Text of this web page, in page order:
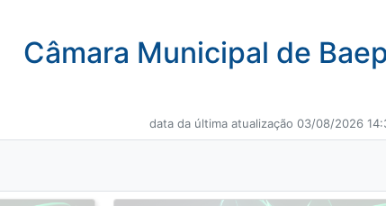
Câmara Municipal de
data da última atualização 03/08/2026